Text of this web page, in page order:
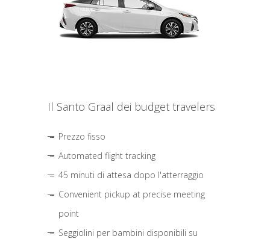
Il Santo Graal dei budget travelers
Prezzo fisso
Automated flight tracking
45 minuti di attesa dopo l'atterraggio
Convenient pickup at precise meeting
point
Seggiolini per bambini disponibili su